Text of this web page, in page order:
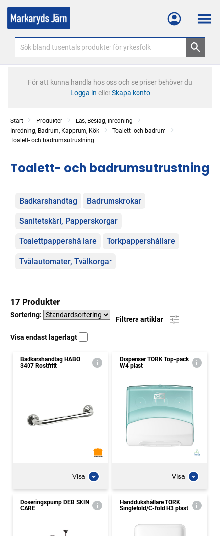
Meny
För att kunna handla hos oss och se priser behöver du
Logga in ellerSkapa konto
Start Produkter
Lås, Beslag, Inredning
Inredning, Badrum, Kapprum, Kök
Toalett- och badrum
Toalett- och badrumsutrustning
Toalett- och badrumsutrustning
Kategorier
Badkarshandtag Badrumskrokar
Sanitetskärl, Papperskorgar
Toalettpappershållare Torkpappershållare
Tvålautomater, Tvålkorgar
17 Produkter
Sortering:
Filtrera artiklar
Visa endast lagerlagt
Badkarshandtag HABO
3407 Rostfritt
Visa
Dispenser TORK Top-pack
W4 plast
Visa
Doseringspump DEB SKIN
CARE
Handdukshållare TORK
Singlefold/C-fold H3 plast